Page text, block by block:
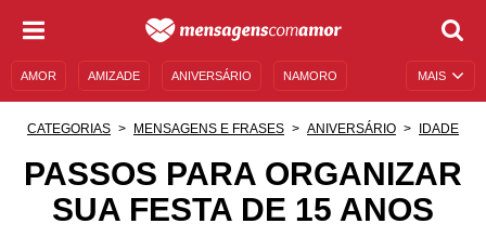
MAIS
AMOR AMIZADE ANIVERSÁRIO NAMORO
MENSAGENS E FRASES MENSAGENS DE ANIVERSÁRIO
CATEGORIAS MENSAGENS E FRASES ANIVERSÁRIO IDADE
PASSOS PARA ORGANIZAR
SUA FESTA DE 15 ANOS